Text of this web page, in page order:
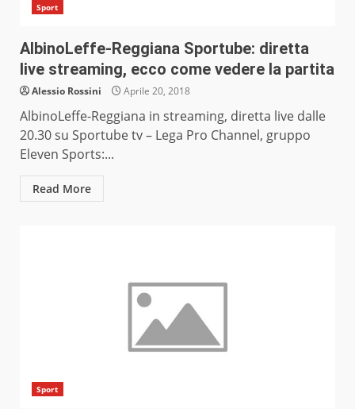
Sport
AlbinoLeffe-Reggiana Sportube: diretta
live streaming, ecco come vedere la partita
Alessio Rossini Aprile 20, 2018
AlbinoLeffe-Reggiana in streaming, diretta live dalle
20.30 su Sportube tv – Lega Pro Channel, gruppo
Eleven Sports:...
Read More
Sport